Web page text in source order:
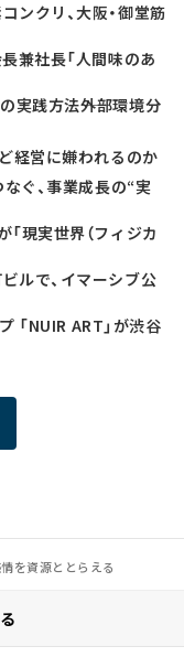
ンクリ、大阪・御堂筋
兼社長「人間味のあ
践方法――外部環境分
経営に嫌われるのか
ぐ、事業成長の“実
現実世界（フィジカ
ルで、イマーシブ公
「NUIR ART」が渋谷
を資源ととらえる